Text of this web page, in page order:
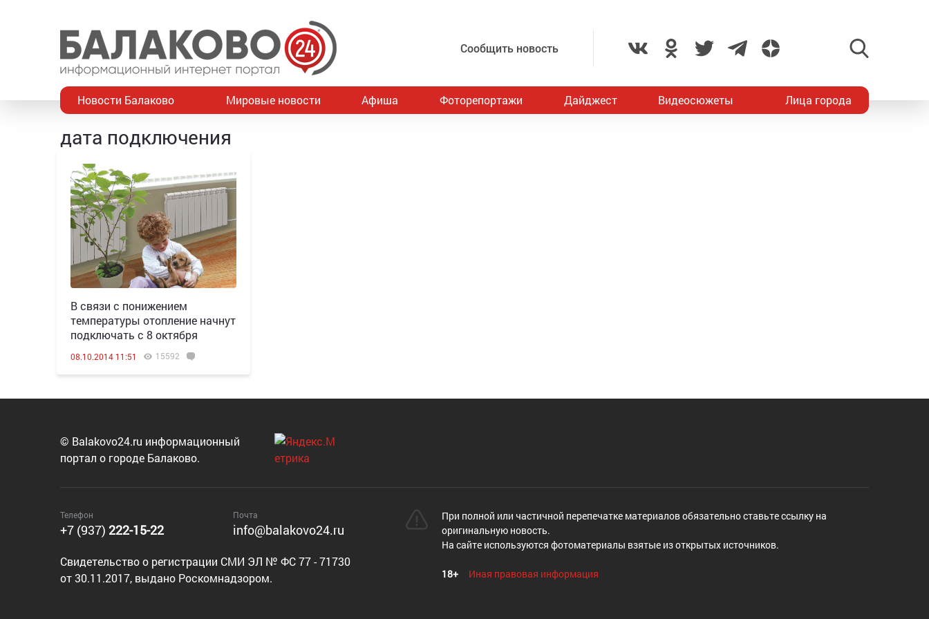
Сообщить новость
Новости Балаково Мировые новости Афиша Фоторепортажи Дайджест Видеосюжеты Лица города
дата подключения
В связи с понижением
температуры отопление начнут
подключать с 8 октября
08.10.2014 11:51 15592
© Balakovo24.ru информационный
портал о городе Балаково.
Телефон
+7 (937) 222-15-22
Почта
info@balakovo24.ru
Cвидетельство о регистрации СМИ ЭЛ № ФС 77 - 71730
от 30.11.2017, выдано Роскомнадзором.
При полной или частичной перепечатке материалов обязательно ставьте ссылку на
оригинальную новость.
На сайте используются фотоматериалы взятые из открытых источников.
18+ Иная правовая информация